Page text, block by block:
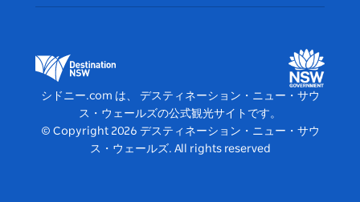
宿泊施設
デスティネーション・ニュー・サウス・ウェール
ズメディアセンター
ビビッド・シドニー
シドニー.com は、 デスティネーション・ニュー・サウ
ス・ウェールズの公式観光サイトです。
© Copyright 2026 デスティネーション・ニュー・サウ
ス・ウェールズ. All rights reserved